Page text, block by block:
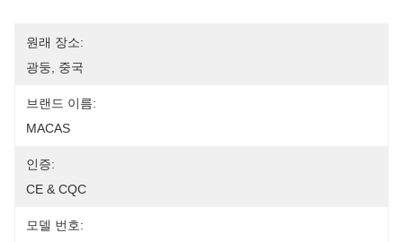
원래 장소:
광둥, 중국
브랜드 이름:
MACAS
인증:
CE & CQC
모델 번호: